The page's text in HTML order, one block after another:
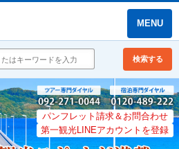
MENU
検索する
パンフレット請求＆お問合わせ
第一観光LINEアカウントを登録